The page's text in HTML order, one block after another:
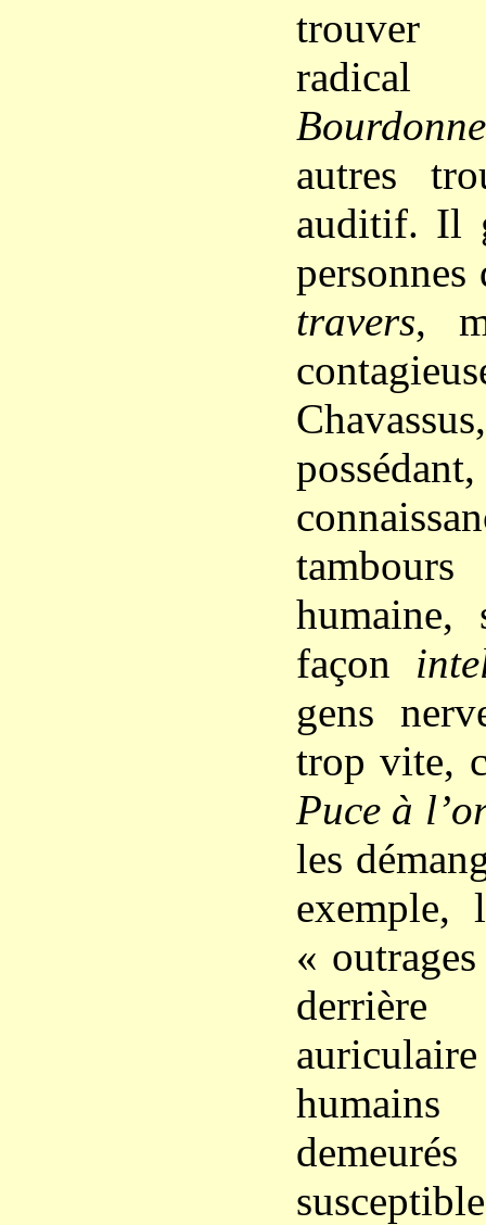
trouver
autres
auditif. Il
travers,
humaine,
façon
gens
trop vite,
Puce à
les
exemple,
«